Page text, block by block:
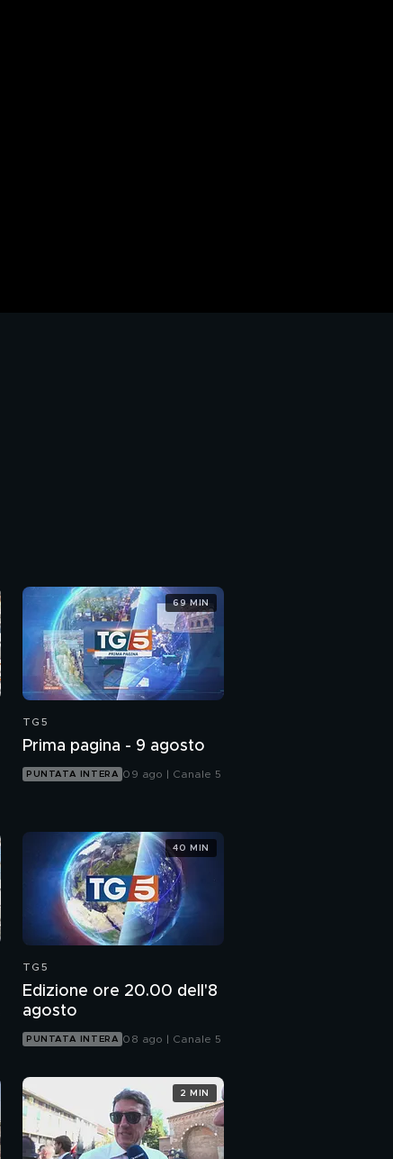
TG5
Prima pagina - 9 agosto
PUNTATA INTERA 09 ago | Canale 5
69 MIN
TG5
Edizione ore 20.00 dell'8
agosto
PUNTATA INTERA 08 ago | Canale 5
40 MIN
2 MIN